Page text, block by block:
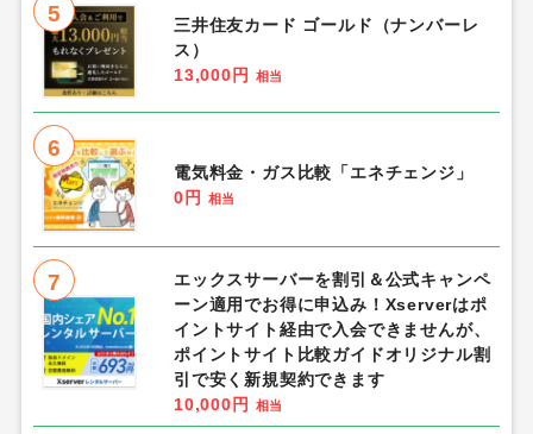
5
三井住友カード ゴールド（ナンバーレ
ス）
13,000円
相当
6
電気料金・ガス比較「エネチェンジ」
0円
相当
7
エックスサーバーを割引＆公式キャンペ
ーン適用でお得に申込み！Xserverはポ
イントサイト経由で入会できませんが、
ポイントサイト比較ガイドオリジナル割
引で安く新規契約できます
10,000円
相当